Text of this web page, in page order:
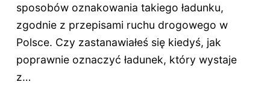
sposobów oznakowania takiego ładunku,
zgodnie z przepisami ruchu drogowego w
Polsce. Czy zastanawiałeś się kiedyś, jak
poprawnie oznaczyć ładunek, który wystaje
z…